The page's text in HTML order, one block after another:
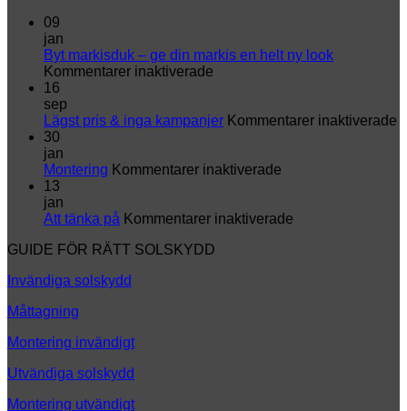
09
jan
Byt markisduk – ge din markis en helt ny look
Kommentarer inaktiverade
–
markis
ny
16
sep
Lägst pris & inga kampanjer Kommentarer inaktiverade
30
jan
Montering Kommentarer inaktiverade
13
jan
Att tänka på Kommentarer inaktiverade
GUIDE FÖR RÄTT SOLSKYDD
Invändiga solskydd
Måttagning
Montering invändigt
Utvändiga solskydd
Montering utvändigt